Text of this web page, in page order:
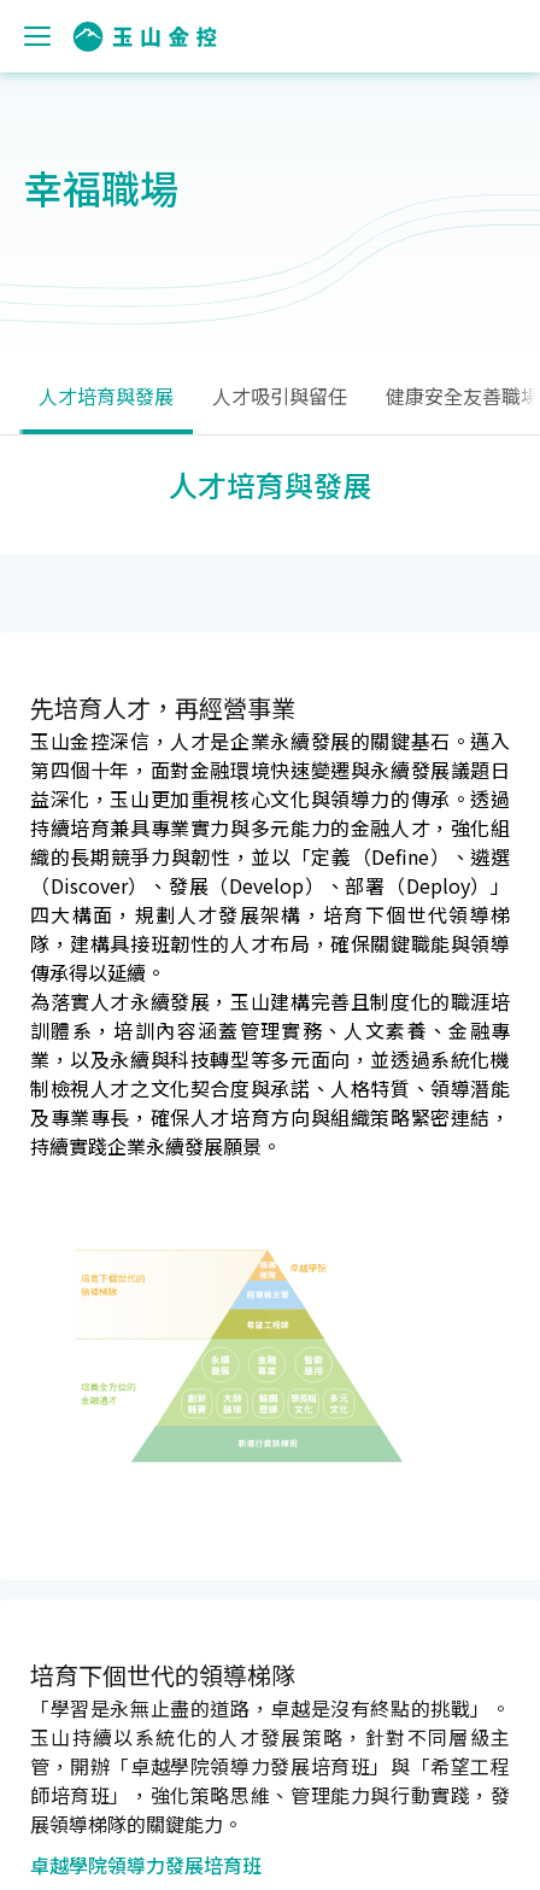
幸福職場
人才培育與發展 人才吸引與留任 健康安全友善職場
人才培育與發展
先培育人才，再經營事業
玉山金控深信，人才是企業永續發展的關鍵基石。邁入
第四個十年，面對金融環境快速變遷與永續發展議題日
益深化，玉山更加重視核心文化與領導力的傳承。透過
持續培育兼具專業實力與多元能力的金融人才，強化組
織的長期競爭力與韌性，並以「定義（Define）、遴選
（Discover）、發展（Develop）、部署（Deploy）」
四大構面，規劃人才發展架構，培育下個世代領導梯
隊，建構具接班韌性的人才布局，確保關鍵職能與領導
傳承得以延續。
為落實人才永續發展，玉山建構完善且制度化的職涯培
訓體系，培訓內容涵蓋管理實務、人文素養、金融專
業，以及永續與科技轉型等多元面向，並透過系統化機
制檢視人才之文化契合度與承諾、人格特質、領導潛能
及專業專長，確保人才培育方向與組織策略緊密連結，
持續實踐企業永續發展願景。
培育下個世代的領導梯隊
「學習是永無止盡的道路，卓越是沒有終點的挑戰」。
玉山持續以系統化的人才發展策略，針對不同層級主
管，開辦「卓越學院領導力發展培育班」與「希望工程
師培育班」，強化策略思維、管理能力與行動實踐，發
展領導梯隊的關鍵能力。
卓越學院領導力發展培育班